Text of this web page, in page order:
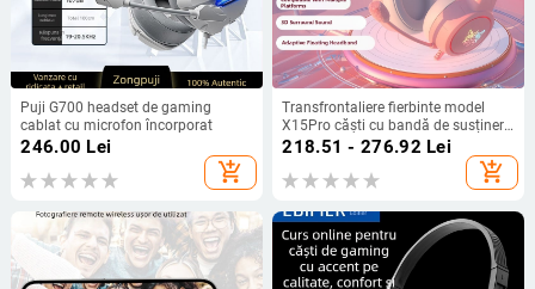
Puji G700 headset de gaming
cablat cu microfon încorporat
246.00 Lei
add_shopping_cart
Transfrontaliere fierbinte model
X15Pro căști cu bandă de susținere
luminoasă drăguț pisică ureche e-
sport reducere zgomot căști pentru
jocuri pe calculator
218.51 - 276.92 Lei
add_shopping_cart